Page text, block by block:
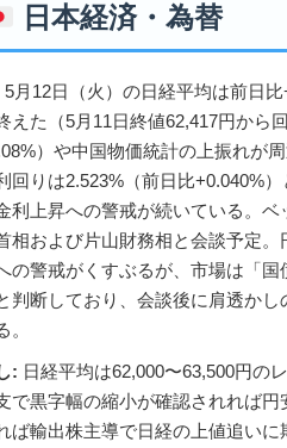
日本経済・為替
5月12日（火）の日経平均は前日
えた（5月11日終値62,417円から
）や中国物価統計の上振れが
回りは2.523%（前日比+0.040%
利上昇への警戒が続いている。ベ
相および片山財務相と会談予定
の警戒がくすぶるが、市場は「
判断しており、会談後に肩透か
。
: 日経平均は62,000〜63,500円の
で黒字幅の縮小が確認されれば
ば輸出株主導で日経の上値追い